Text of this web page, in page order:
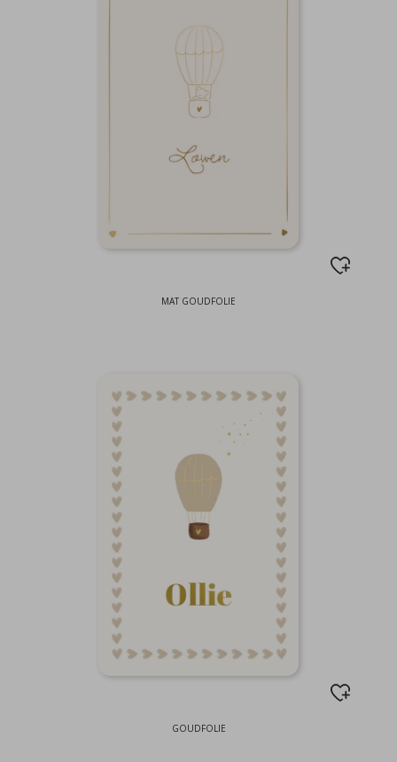
MAT GOUDFOLIE
GOUDFOLIE